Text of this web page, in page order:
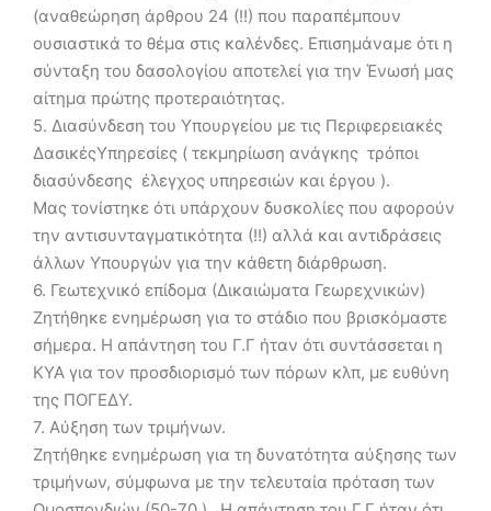
(αναθεώρηση άρθρου 24 (!!) που παραπέμπουν
ουσιαστικά το θέμα στις καλένδες. Επισημάναμε ότι η
σύνταξη του δασολογίου αποτελεί για την Ένωσή μας
αίτημα πρώτης προτεραιότητας.
5. Διασύνδεση του Υπουργείου με τις Περιφερειακές
ΔασικέςΥπηρεσίες ( τεκμηρίωση ανάγκης  τρόποι
διασύνδεσης  έλεγχος υπηρεσιών και έργου ).
Μας τονίστηκε ότι υπάρχουν δυσκολίες που αφορούν
την αντισυνταγματικότητα (!!) αλλά και αντιδράσεις
άλλων Υπουργών για την κάθετη διάρθρωση.
6. Γεωτεχνικό επίδομα (Δικαιώματα Γεωρεχνικών)
Ζητήθηκε ενημέρωση για το στάδιο που βρισκόμαστε
σήμερα. Η απάντηση του Γ.Γ ήταν ότι συντάσσεται η
ΚΥΑ για τον προσδιορισμό των πόρων κλπ, με ευθύνη
της ΠΟΓΕΔΥ.
7. Αύξηση των τριμήνων.
Ζητήθηκε ενημέρωση για τη δυνατότητα αύξησης των
τριμήνων, σύμφωνα με την τελευταία πρόταση των